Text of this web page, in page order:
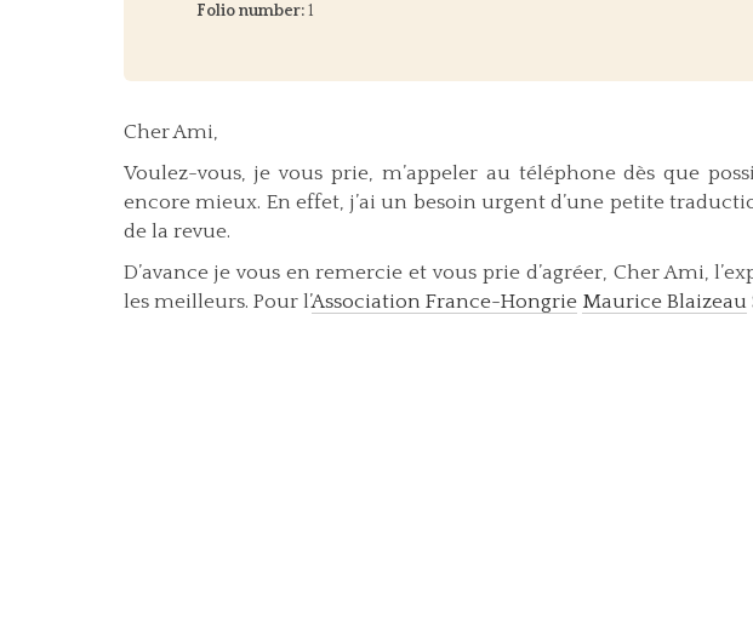
Folio number:1
Cher Ami,
Voulez-vous, je vous prie, m’appeler au téléphone dès que
encore mieux. En effet, j’ai un besoin urgent d’une petite
de la revue.
D’avance je vous en remercie et vous prie d’agréer, Cher Ami,
les meilleurs. Pour l’Association France-Hongrie Maurice Blaizeau